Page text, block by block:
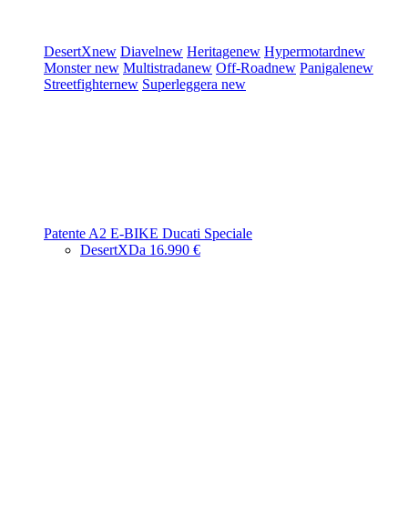
DesertXnew Diavelnew Heritagenew Hypermotardnew
Monsternew Multistradanew Off-Roadnew Panigalenew
Streetfighternew Superleggera new
Patente A2 E-BIKE Ducati Speciale
DesertXDa 16.990 €